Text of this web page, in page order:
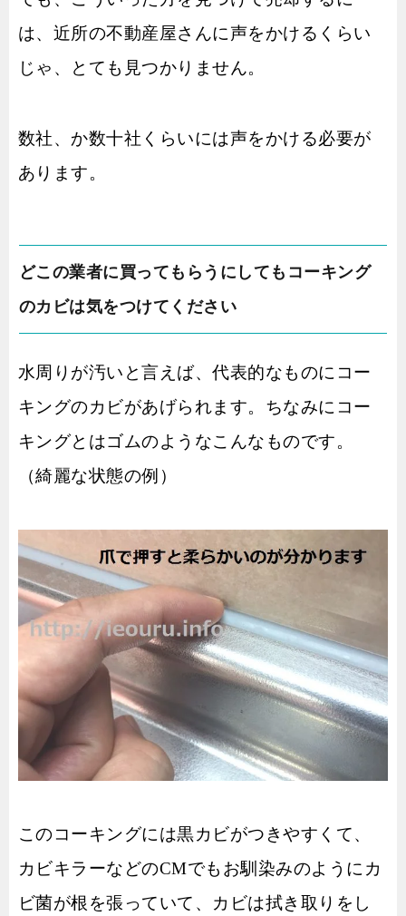
は、近所の不動産屋さんに声をかけるくらい
じゃ、とても見つかりません。
数社、か数十社くらいには声をかける必要が
あります。
どこの業者に買ってもらうにしてもコーキング
のカビは気をつけてください
水周りが汚いと言えば、代表的なものにコー
キングのカビがあげられます。ちなみにコー
キングとはゴムのようなこんなものです。
（綺麗な状態の例）
このコーキングには黒カビがつきやすくて、
カビキラーなどのCMでもお馴染みのようにカ
ビ菌が根を張っていて、カビは拭き取りをし